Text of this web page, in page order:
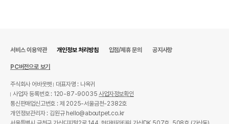
서비스 이용약관 개인정보 처리방침 입점/제휴 문의 공지사항
PC버전으로 보기
주식회사 어바웃펫
대표자명 : 나옥귀
사업자 등록번호 : 120-87-90035사업자정보확인
통신판매업신고번호 : 제 2025-서울금천-2382호
개인정보관리자 : 김원규 hello@aboutpet.co.kr